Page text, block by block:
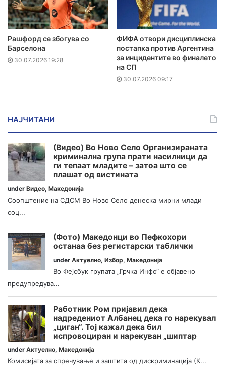
Рашфорд се збогува со
Барселона
30.07.2026 19:28
ФИФА отвори дисциплинска
постапка против Аргентина
за инцидентите во финалето
на СП
30.07.2026 09:17
НАЈЧИТАНИ
(Видео) Во Ново Село Организираната
криминална група прати насилници да
ги тепаат младите – затоа што се
плашат од вистината
under Видео, Македонија
Соопштение на СДСМ Во Ново Село денеска мирни млади
соц...
(Фото) Македонци во Пефкохори
останаа без регистарски таблички
under Актуелно, Избор, Македонија
Во Фејсбук групата „Грчка Инфо“ е објавено
предупредува...
Работник Ром пријавил дека
надредениот Албанец дека го нарекувал
„циган“. Тој кажал дека бил
испровоциран и нарекуван „шиптар
under Актуелно, Македонија
Комисијата за спречување и заштита од дискриминација (К...